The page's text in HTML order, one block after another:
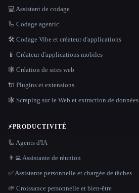
💻 Assistant de codage
🦾 Codage agentic
🛠️ Codage Vibe et créateur d'applications
📱 Créateur d'applications mobiles
🕸 Création de sites web
🔌 Plugins et extensions
🕸️ Scraping sur le Web et extraction de données
⚡PRODUCTIVITÉ
🦾 Agents d'IA
👨‍💻 Assistante de réunion
✅ Assistante personnelle et chargée de tâches
🌱 Croissance personnelle et bien-être